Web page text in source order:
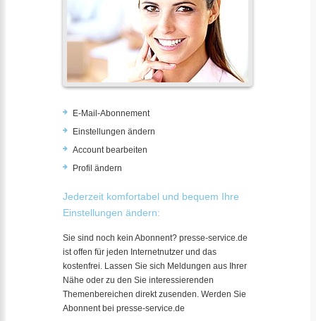
E-Mail-Abonnement
Einstellungen ändern
Account bearbeiten
Profil ändern
Jederzeit komfortabel und bequem Ihre
Einstellungen ändern:
Sie sind noch kein Abonnent? presse-service.de
ist offen für jeden Internetnutzer und das
kostenfrei. Lassen Sie sich Meldungen aus Ihrer
Nähe oder zu den Sie interessierenden
Themenbereichen direkt zusenden. Werden Sie
Abonnent bei presse-service.de